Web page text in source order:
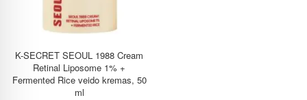
K-SECRET SEOUL 1988 Cream
Retinal Liposome 1% +
Fermented Rice veido kremas, 50
ml